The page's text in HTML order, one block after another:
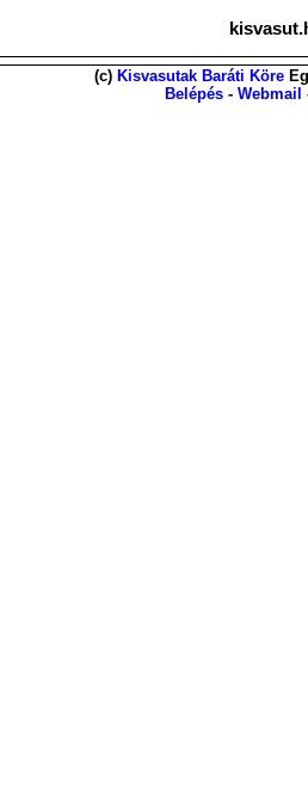
(c) Kisvasutak Baráti Köre
Belépés - Webmail